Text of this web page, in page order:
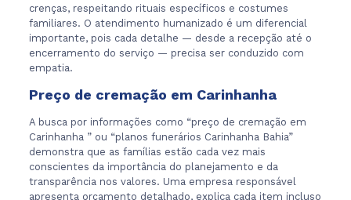
crenças, respeitando rituais específicos e costumes
familiares. O atendimento humanizado é um diferencial
importante, pois cada detalhe — desde a recepção até o
encerramento do serviço — precisa ser conduzido com
empatia.
Preço de cremação em Carinhanha
A busca por informações como “preço de cremação em
Carinhanha ” ou “planos funerários Carinhanha Bahia”
demonstra que as famílias estão cada vez mais
conscientes da importância do planejamento e da
transparência nos valores. Uma empresa responsável
apresenta orçamento detalhado, explica cada item incluso